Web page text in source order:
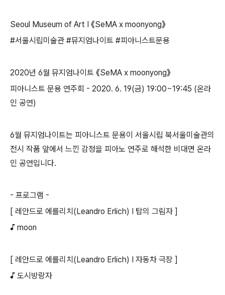
Seoul Museum of Art I 《SeMA x moonyong》
#서울시립미술관 #뮤지엄나이트 #피아니스트문용
2020년 6월 뮤지엄나이트 《SeMA x moonyong》
피아니스트 문용 연주회 - 2020. 6. 19(금) 19:00~19:45 (온라
인 공연)
6월 뮤지엄나이트는 피아니스트 문용이 서울시립 북서울미술관의
전시 작품 앞에서 느낀 감정을 피아노 연주로 해석한 비대면 온라
인 공연입니다.
- 프로그램 -
[ 레안드로 에를리치(Leandro Erlich) I 탑의 그림자 ]
♪ moon
[ 레안드로 에를리치(Leandro Erlich) I 자동차 극장 ]
♪ 도시방랑자